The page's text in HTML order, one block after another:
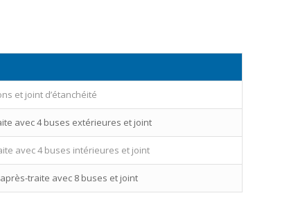
et joint d’étanchéité
avec 4 buses extérieures et joint
avec 4 buses intérieures et joint
traite avec 8 buses et joint